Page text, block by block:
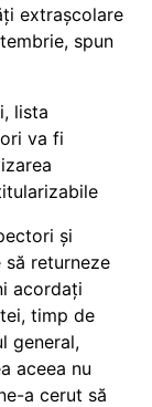
extrașcolare
spun
lista
va fi
și
returneze
acordați
timp de
general,
aceea nu
a cerut să